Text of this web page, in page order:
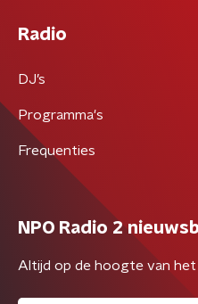
Radio
DJ’s
Programma's
Frequenties
NPO Radio 2
Altijd op de hoogte van